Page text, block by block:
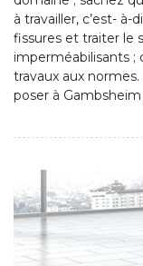
à travailler, c’est-
fissures et traiter le
imperméabilisants ;
travaux aux
poser à